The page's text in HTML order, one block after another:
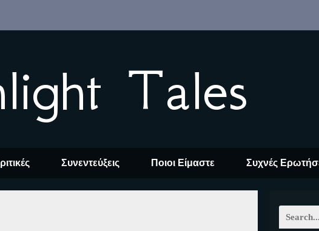
Tales
Συνεντεύξεις Ποιοι Είμαστε Συχνές